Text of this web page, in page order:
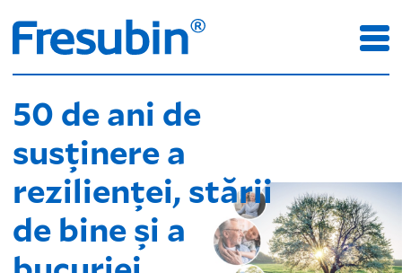
50 de ani de
susținere a
rezilienței, stării
de bine și a